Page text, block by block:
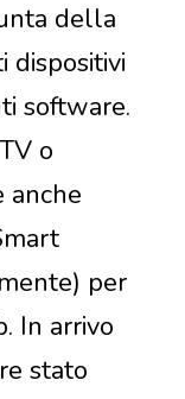
della
dispositivi
software.
o
anche
per
In arrivo
stato